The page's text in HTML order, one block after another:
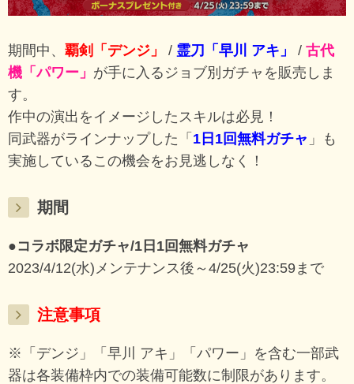
期間中、 覇剣「デンジ」 / 霊刀「早川 アキ」 / 古代
機「パワー」 が手に入るジョブ別ガチャを販売しま
す。
作中の演出をイメージしたスキルは必見！
同武器がラインナップした「 1日1回無料ガチャ 」も
実施しているこの機会をお見逃しなく！
期間
●コラボ限定ガチャ/1日1回無料ガチャ
2023/4/12(水)メンテナンス後～4/25(火)23:59まで
注意事項
※「デンジ」「早川 アキ」「パワー」を含む一部武
器は各装備枠内での装備可能数に制限があります。